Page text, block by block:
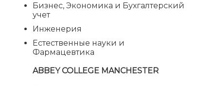
Бизнес, Экономика и Бухгалтерский
учет
Инженерия
Естественные науки и
Фармацевтика
ABBEY COLLEGE MANCHESTER